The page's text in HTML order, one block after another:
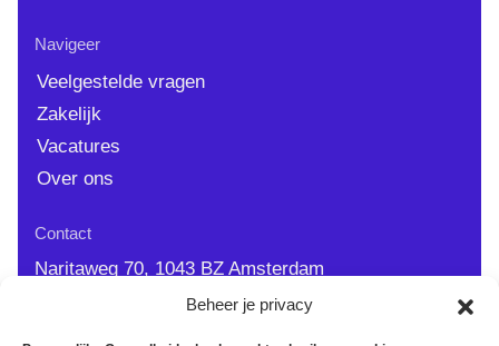
Beheer je privacy
Navigeer
Veelgestelde vragen
Zakelijk
Vacatures
Over ons
Contact
Naritaweg 70, 1043 BZ Amsterdam
info@persoonlijkegezondheidscheck.nl